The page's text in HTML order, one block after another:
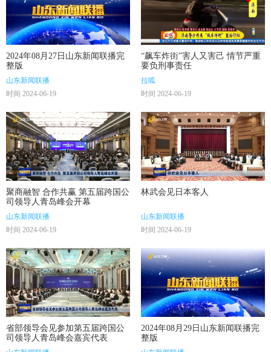
2024年08月27日山东新闻联播完
整版
山东新闻联播
时间 2024-06-19
“飙车炸街”害人又害己 情节严重
要负刑事责任
拉呱
时间 2024-06-19
聚商融智 合作共赢 第五届跨国公
司领导人青岛峰会开幕
山东新闻联播
时间 2024-06-19
林武会见日本客人
山东新闻联播
时间 2024-06-19
省部领导会见参加第五届跨国公
司领导人青岛峰会嘉宾代表
2024年08月29日山东新闻联播完
整版